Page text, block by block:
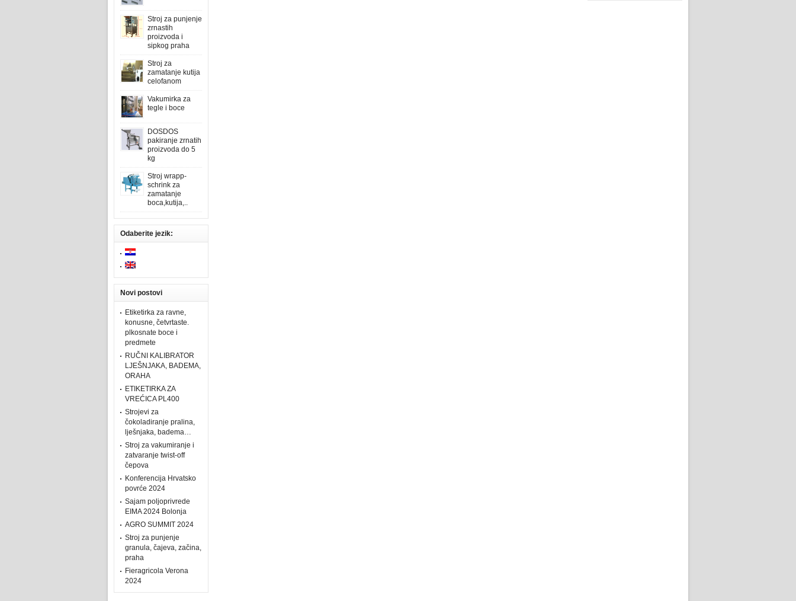
Stroj za punjenje
zrnastih
proizvoda i
sipkog praha
Stroj za
zamatanje kutija
celofanom
Vakumirka za
tegle i boce
DOSDOS
pakiranje zrnatih
proizvoda do 5
kg
Stroj wrapp-
schrink za
zamatanje
boca,kutija,..
Odaberite jezik:
Novi postovi
Etiketirka za ravne,
konusne, četvrtaste.
plkosnate boce i
predmete
RUČNI KALIBRATOR
LJEŠNJAKA, BADEMA,
ORAHA
ETIKETIRKA ZA
VREĆICA PL400
Strojevi za
čokoladiranje pralina,
lješnjaka, badema…
Stroj za vakumiranje i
zatvaranje twist-off
čepova
Konferencija Hrvatsko
povrće 2024
Sajam poljoprivrede
EIMA 2024 Bolonja
AGRO SUMMIT 2024
Stroj za punjenje
granula, čajeva, začina,
praha
Fieragricola Verona
2024